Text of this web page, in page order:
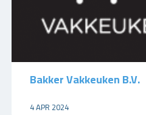
Bakker Vakkeuken B.V.
4 APR 2024